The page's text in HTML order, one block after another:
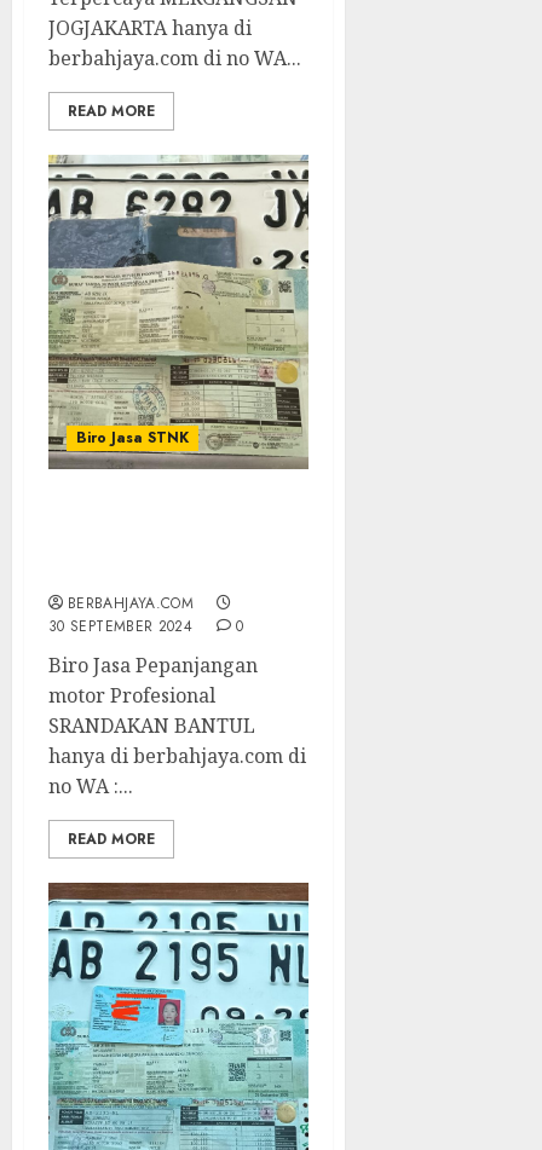
JOGJAKARTA hanya di
berbahjaya.com di no WA...
READ MORE
Biro Jasa STNK
BERBAHJAYA.COM
30 SEPTEMBER 2024
0
Biro Jasa Pepanjangan
motor Profesional
SRANDAKAN BANTUL
hanya di berbahjaya.com di
no WA :...
READ MORE